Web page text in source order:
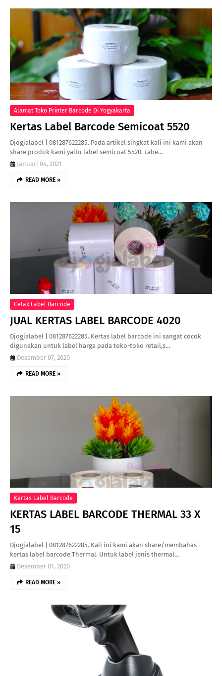
Alamat Toko Printer Barcode Di Yogyakarta
Kertas Label Barcode Semicoat 5520
Djogjalabel | 081287622285. Pada artikel singkat kali ini kami akan
share produk kami yaitu label semicoat 5520. Labe…
Januari 04, 2021
READ MORE »
Cetak Label Barcode
JUAL KERTAS LABEL BARCODE 4020
Djogjalabel | 081287622285. Kertas label barcode ini sangat cocok
digunakan untuk label harga pada toko-toko retail,s…
Desember 07, 2020
READ MORE »
Kertas Label Barcode
KERTAS LABEL BARCODE THERMAL 33 X
15
Djogjalabel | 081287622285. Kali ini kami akan share/membahas
kertas label barcode Thermal. Untuk label jenis thermal…
Desember 01, 2020
READ MORE »